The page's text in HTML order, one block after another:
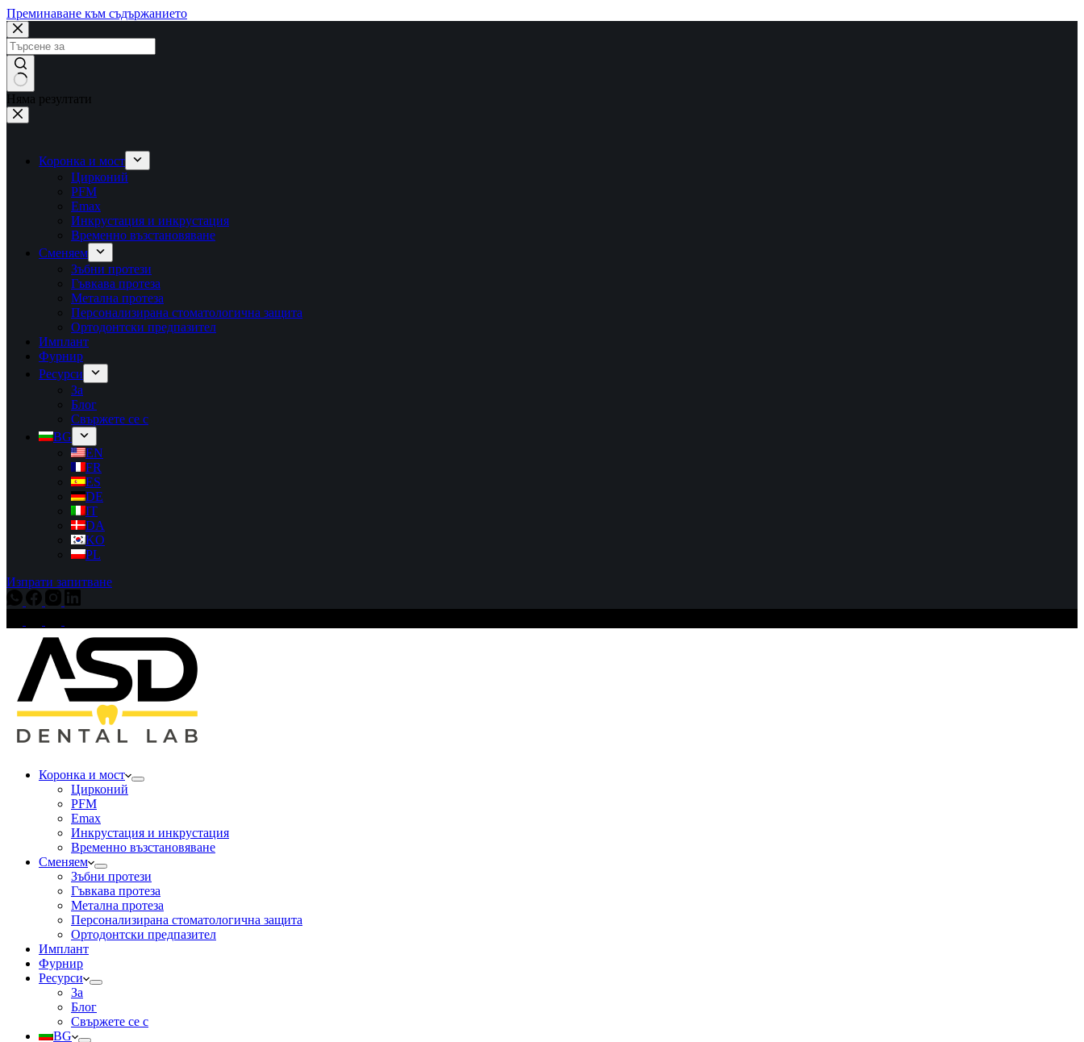
Преминаване към съдържанието
Няма резултати
Коронка и мост
Цирконий
PFM
Emax
Инкрустация и инкрустация
Временно възстановяване
Сменяем
Зъбни протези
Гъвкава протеза
Метална протеза
Персонализирана стоматологична защита
Ортодонтски предпазител
Имплант
Фурнир
Ресурси
За
Блог
Свържете се с
BG
EN
FR
ES
DE
IT
DA
KO
PL
Изпрати запитване
Коронка и мост
Цирконий
PFM
Emax
Инкрустация и инкрустация
Временно възстановяване
Сменяем
Зъбни протези
Гъвкава протеза
Метална протеза
Персонализирана стоматологична защита
Ортодонтски предпазител
Имплант
Фурнир
Ресурси
За
Блог
Свържете се с
BG